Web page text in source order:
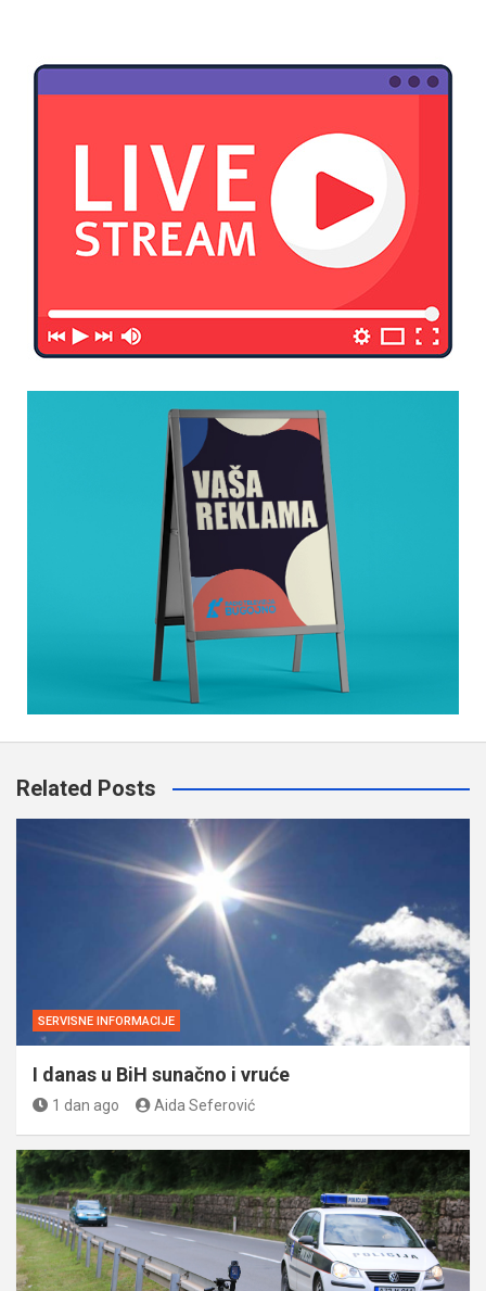
Related Posts
SERVISNE INFORMACIJE
I danas u BiH sunačno i vruće
1 dan ago Aida Seferović